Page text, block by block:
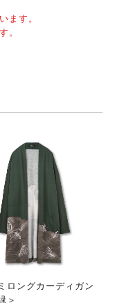
ます。
。
ロングカーディガン
＞